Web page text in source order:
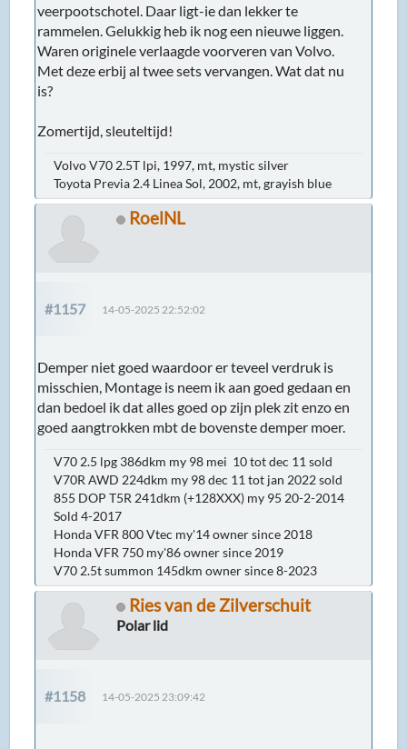
veerpootschotel. Daar ligt-ie dan lekker te
rammelen. Gelukkig heb ik nog een nieuwe liggen.
Waren originele verlaagde voorveren van Volvo.
Met deze erbij al twee sets vervangen. Wat dat nu
is?
Zomertijd, sleuteltijd!
Volvo V70 2.5T lpi, 1997, mt, mystic silver
Toyota Previa 2.4 Linea Sol, 2002, mt, grayish blue
RoelNL
#1157 14-05-2025 22:52:02
Demper niet goed waardoor er teveel verdruk is
misschien, Montage is neem ik aan goed gedaan en
dan bedoel ik dat alles goed op zijn plek zit enzo en
goed aangtrokken mbt de bovenste demper moer.
V70 2.5 lpg 386dkm my 98 mei 10 tot dec 11 sold
V70R AWD 224dkm my 98 dec 11 tot jan 2022 sold
855 DOP T5R 241dkm (+128XXX) my 95 20-2-2014
Sold 4-2017
Honda VFR 800 Vtec my'14 owner since 2018
Honda VFR 750 my'86 owner since 2019
V70 2.5t summon 145dkm owner since 8-2023
Ries van de Zilverschuit
Polar lid
#1158 14-05-2025 23:09:42